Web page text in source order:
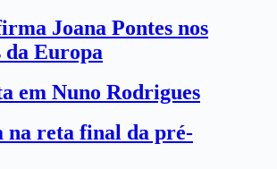
Joana Pontes nos
da Europa
em Nuno Rodrigues
reta final da pré-